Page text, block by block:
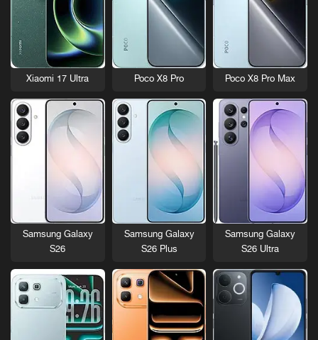
Poco X8 Pro Max
Poco X8 Pro
Xiaomi 17 Ultra
Samsung Galaxy
S26 Ultra
Samsung Galaxy
S26 Plus
Samsung Galaxy
S26